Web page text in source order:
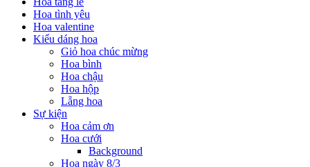
Hoa tình yêu
Hoa valentine
Kiểu dáng hoa
Giỏ hoa chúc mừng
Hoa bình
Hoa chậu
Hoa hộp
Lẵng hoa
Sự kiện
Hoa cảm ơn
Hoa cưới
Background
Hoa ngày 8/3